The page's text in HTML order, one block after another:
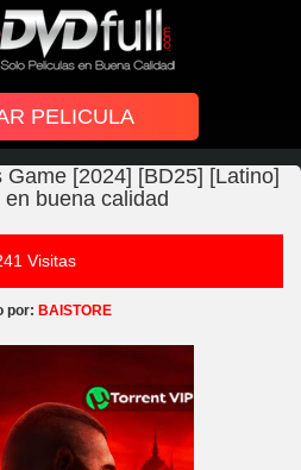
Game [2024] [BD25] [Latino]
buena calidad
Visitas
por: BAISTORE